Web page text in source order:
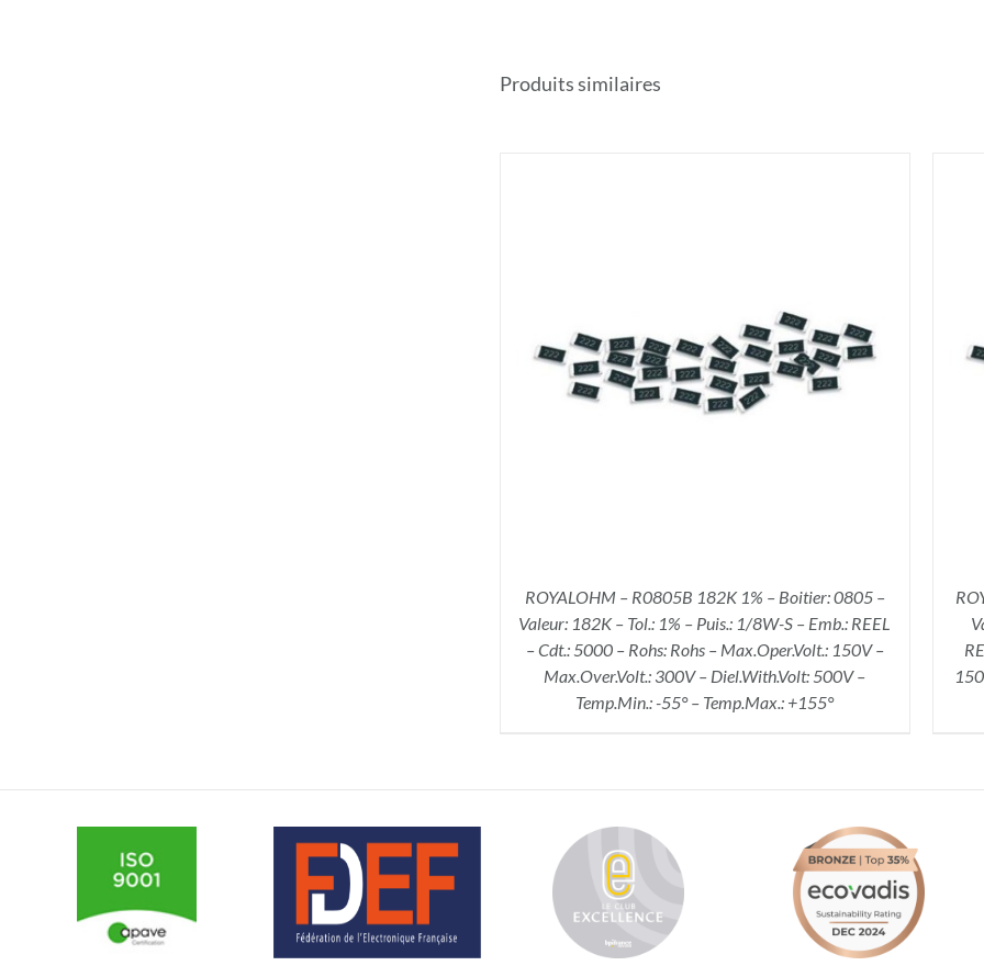
Produits similaires
ROYALOHM – R0805B 182K 1% – Boitier: 0805 –
Valeur: 182K – Tol.: 1% – Puis.: 1/8W-S – Emb.: REEL
– Cdt.: 5000 – Rohs: Rohs – Max.Oper.Volt.: 150V –
Max.Over.Volt.: 300V – Diel.With.Volt: 500V –
Temp.Min.: -55° – Temp.Max.: +155°
AJOUTER AU PANIER / DÉTAILS